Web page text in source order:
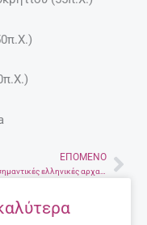
ΕΠΌΜΕΝΟ
Οι 5 πιο σημαντικές ελληνικές αρχαιότητες στο εξωτερικό